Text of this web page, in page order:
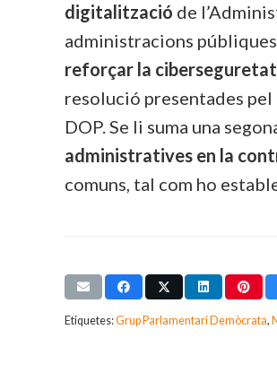
digitalització de
administracions
reforçar la ciberseguretat
resolució presentades pel
DOP. Se li suma una
administratives en la
comuns, tal com ho
Etiquetes:Grup Parlamentari Demòcrata,